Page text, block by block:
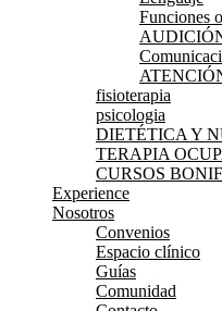
Funciones
fisioterapia
psicologia
DIETÉTICA Y
TERAPIA
CURSOS
Experience
Nosotros
Convenios
Espacio clínico
Guías
Comunidad